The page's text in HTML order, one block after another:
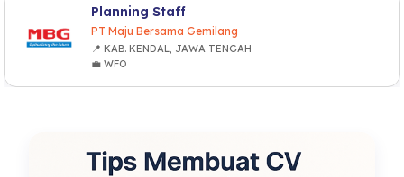
Planning Staff
PT Maju Bersama Gemilang
📍 KAB. KENDAL, JAWA TENGAH
💼 WFO